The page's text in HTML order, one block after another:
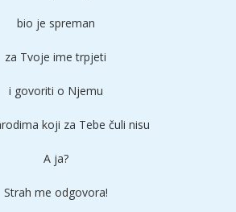
bio je spreman
za Tvoje ime trpjeti
i govoriti o Njemu
koji za Tebe čuli nisu
A ja?
Strah me odgovora!